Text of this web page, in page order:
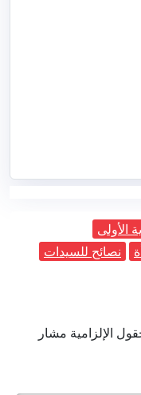
الأولى
نصائح للسيدات
الإلزامية مشار